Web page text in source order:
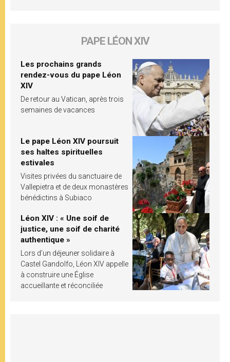
PAPE LÉON XIV
Les prochains grands
rendez-vous du pape Léon
XIV
De retour au Vatican, après trois
semaines de vacances
Le pape Léon XIV poursuit
ses haltes spirituelles
estivales
Visites privées du sanctuaire de
Vallepietra et de deux monastères
bénédictins à Subiaco
Léon XIV : « Une soif de
justice, une soif de charité
authentique »
Lors d’un déjeuner solidaire à
Castel Gandolfo, Léon XIV appelle
à construire une Église
accueillante et réconciliée